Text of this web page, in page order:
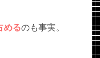
めるのも事実。